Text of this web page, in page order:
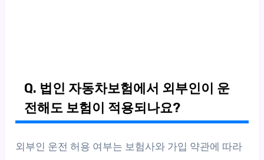
Q. 법인 자동차보험에서 외부인이 운
전해도 보험이 적용되나요?
외부인 운전 허용 여부는 보험사와 가입 약관에 따라